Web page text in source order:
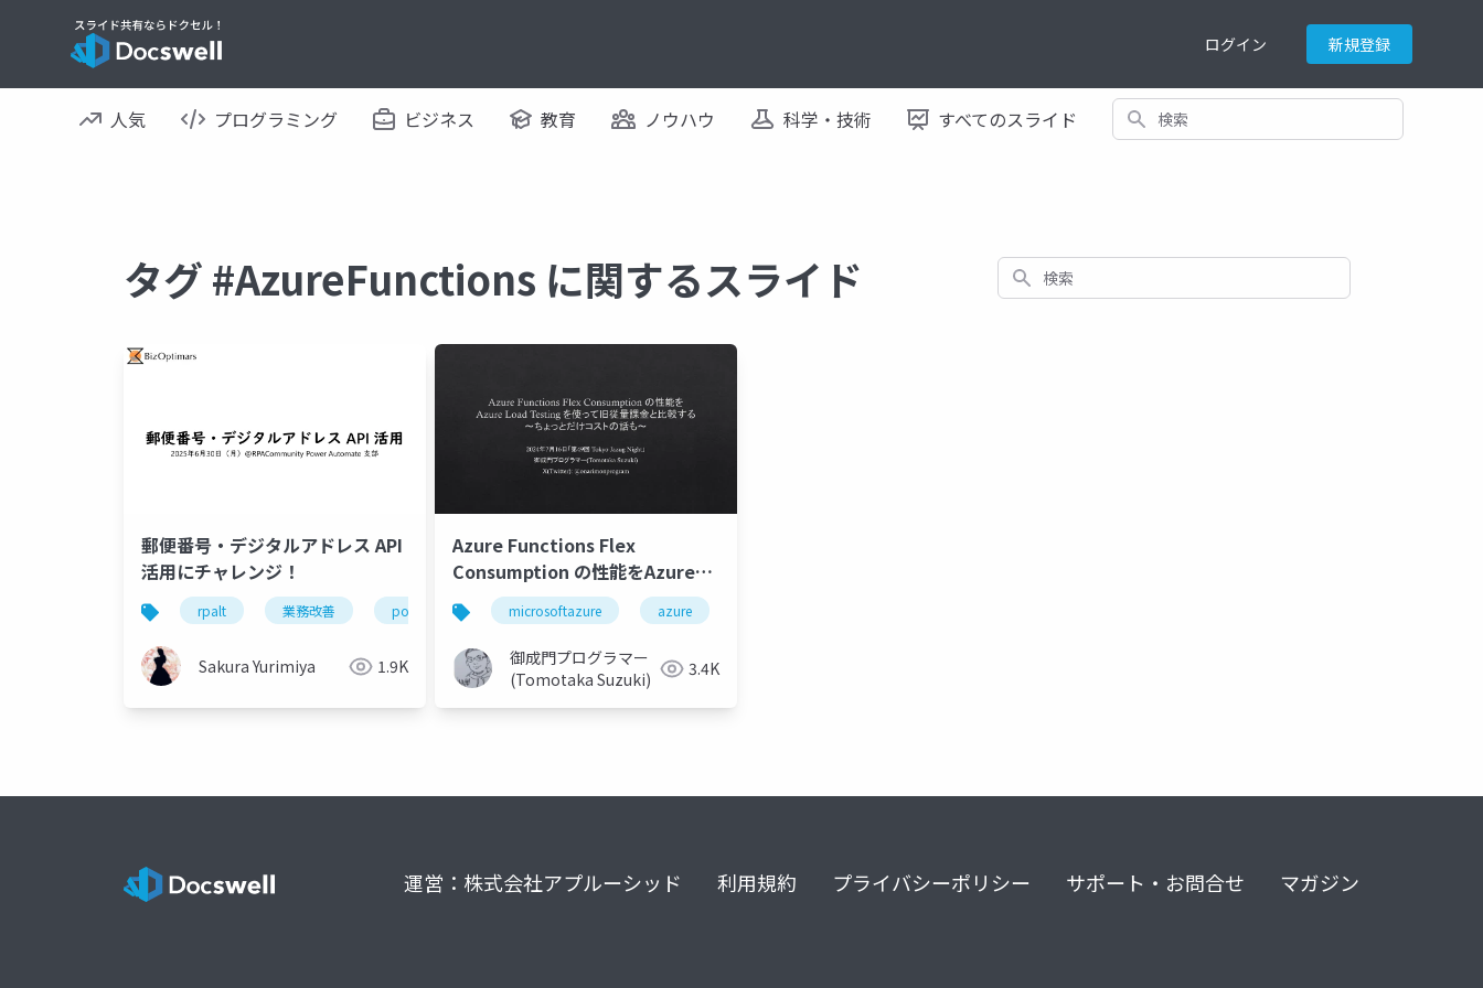
ログイン 新規登録
人気 プログラミング ビジネス 教育 ノウハウ 科学・技術 すべてのスライド 検索
タグ #AzureFunctions に関するスライド 検索
郵便番号・デジタルアドレス API
活用にチャレンジ！
rpalt 業務改善 powerapps powerautomate 郵便番号・デジタルアドレスapi
Sakura Yurimiya 1.9K
Azure Functions Flex
Consumption の性能をAzure
Load Testing を使って旧従量課
金と比較する～ちょっとだけコス
トの話も～
microsoftazure azure
御成門プログラマー
(Tomotaka Suzuki)
3.4K
運営：株式会社アプルーシッド 利用規約 プライバシーポリシー サポート・お問合せ マガジン